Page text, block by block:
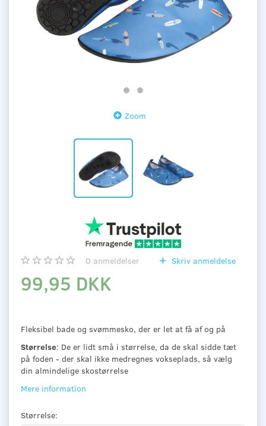
Zoom
0 anmeldelser Skriv anmeldelse
99,95 DKK
Fleksibel bade og svømmesko, der er let at få af og på
Størrelse: De er lidt små i størrelse, da de skal sidde tæt
på foden - der skal ikke medregnes vokseplads, så vælg
din almindelige skostørrelse
Mere information
Størrelse: